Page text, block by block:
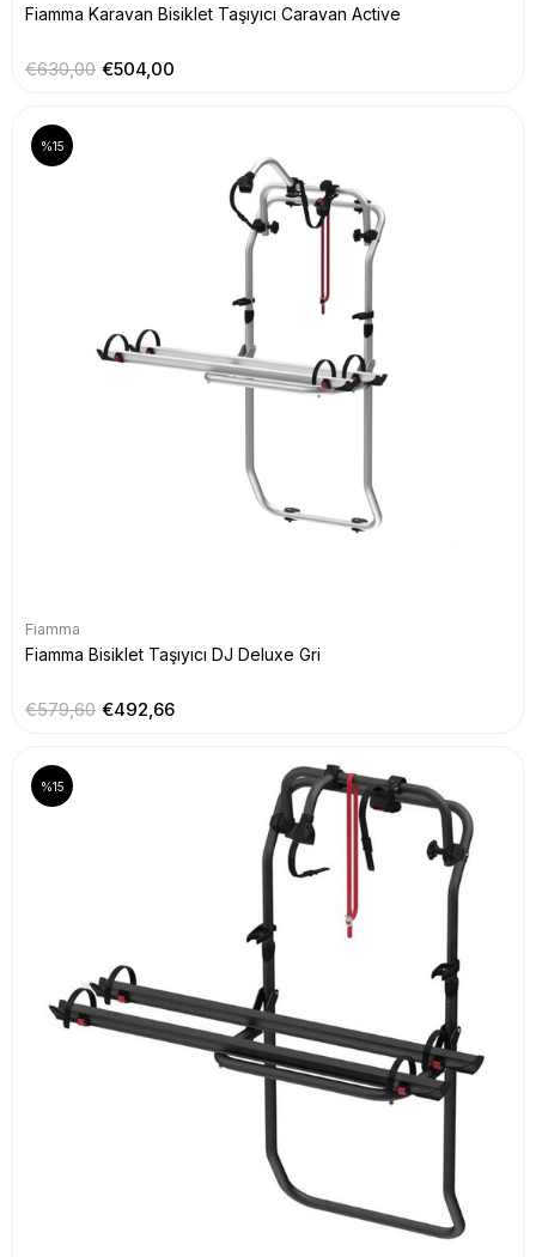
Fiamma Karavan Bisiklet Taşıyıcı Caravan Active
€504,00
€630,00
Fiamma
Fiamma Bisiklet Taşıyıcı DJ Deluxe Gri
€492,66
€579,60
%15
%15